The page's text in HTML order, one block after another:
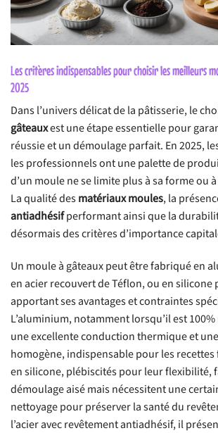
Les critères indispensables pour choisir les meilleurs
2025
Dans l’univers délicat de la pâtisserie, le
gâteauxest une étape essentielle pour
réussie et un démoulage parfait. En 2025,
les professionnels ont une palette de
d’un moule ne se limite plus à sa forme ou
La qualité desmatériaux moules, la
antiadhésifperformant ainsi que la
désormais des critères d’importance
Un moule à gâteaux peut être fabriqué en
en acier recouvert de Téflon, ou en silicone
apportant ses avantages et contraintes
L’aluminium, notamment lorsqu’il est
une excellente conduction thermique et
homogène, indispensable pour les recettes
en silicone, plébiscités pour leur flexibilité,
démoulage aisé mais nécessitent une
nettoyage pour préserver la santé du
l’acier avec revêtement antiadhésif, il